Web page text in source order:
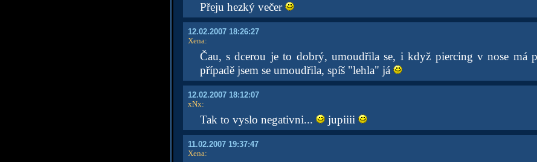
Přeju hezký večer
12.02.2007 18:26:27
Xena:
Čau, s dcerou je to dobrý, umoudřila se, i když piercing v nose má
případě jsem se umoudřila, spíš "lehla" já
12.02.2007 18:12:07
xNx:
Tak to vyslo negativni... jupiiii
11.02.2007 19:37:47
Xena: